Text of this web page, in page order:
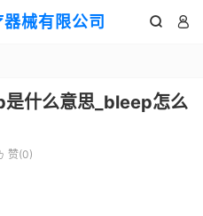
器械有限公司  
什么意思_bleep怎么
赞(0)